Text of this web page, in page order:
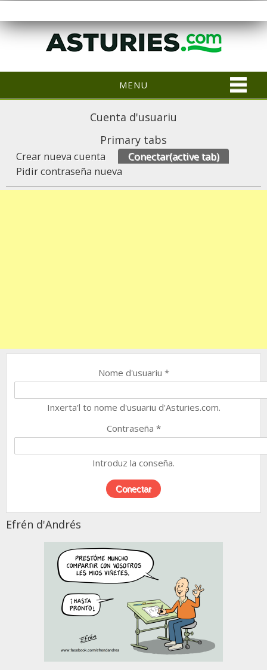
MENU
Cuenta d'usuariu
Primary tabs
Crear nueva cuenta Conectar(active tab)
Pidir contraseña nueva
Nome d'usuariu *
Inxerta'l to nome d'usuariu d'Asturies.com.
Contraseña *
Introduz la conseña.
Efrén d'Andrés